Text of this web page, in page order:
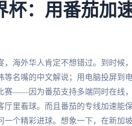
杯：用番茄加
，海外华人肯定不想错过。到时候
名嘴的中文解说；用电脑投屏到
赛——因为番茄支持多端同时在线
里看球。而且番茄的专线加速能
一个精彩进球。想象一下，在新加